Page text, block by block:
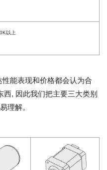
以上
能表现和价格都会认为合
, 因此我们把主要三大类别
理解。